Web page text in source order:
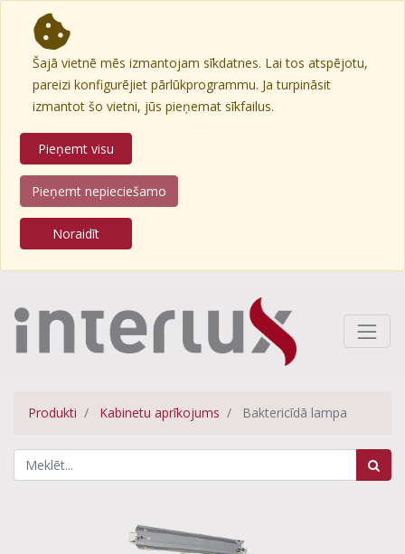
Šajā vietnē mēs izmantojam sīkdatnes. Lai tos atspējotu,
pareizi konfigurējiet pārlūkprogrammu. Ja turpināsit
izmantot šo vietni, jūs pieņemat sīkfailus.
Pieņemt visu
Pieņemt nepieciešamo
Noraidīt
Produkti Kabinetu aprīkojums Baktericīdā lampa